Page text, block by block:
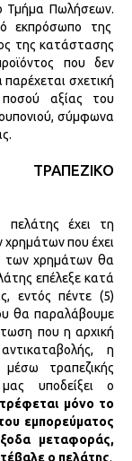
Τμήμα Πωλήσεων.
εκπρόσωπο της
της κατάστασης
που δεν
σχετική
αξίας του
σύμφωνα
έχει τη
χρημάτων που έχει
των χρημάτων θα
επέλεξε κατά
εντός πέντε (5)
θα παραλάβουμε
που η αρχική
η
τραπεζικής
υποδείξει ο
μόνο το
εμπορεύματος
μεταφοράς,
ο πελάτης.